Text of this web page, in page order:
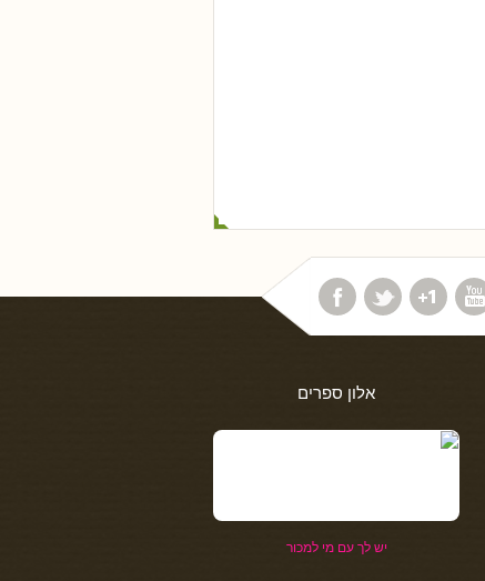
אלון ספרים
יש לך עם מי למכור